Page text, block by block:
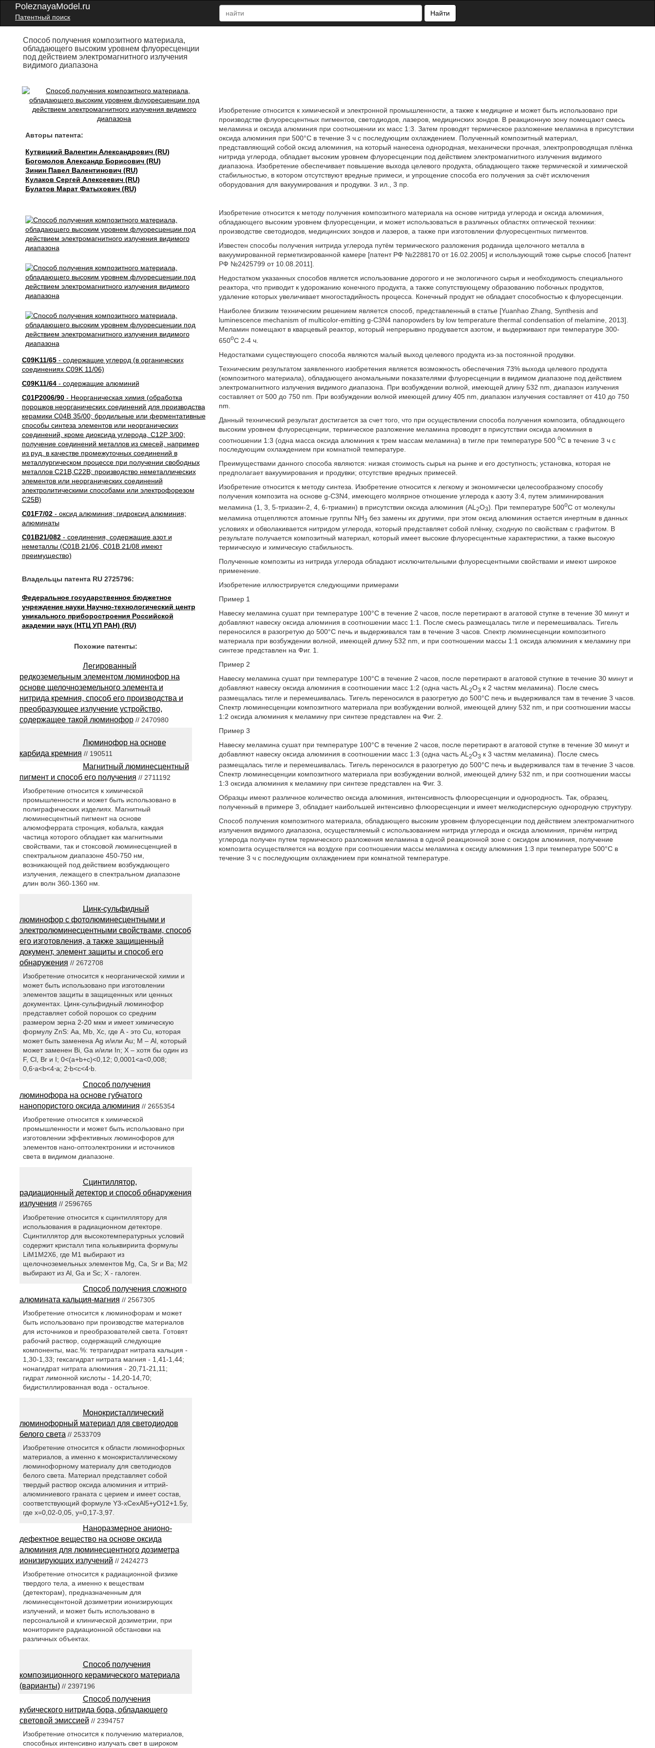
PoleznayaModel.ru
Патентный поиск
Найти
Способ получения композитного материала,
обладающего высоким уровнем флуоресценции
под действием электромагнитного излучения
видимого диапазона
Авторы патента:
Кутвицкий Валентин Александрович (RU)
Богомолов Александр Борисович (RU)
Зинин Павел Валентинович (RU)
Кулаков Сергей Алексеевич (RU)
Булатов Марат Фатыхович (RU)
C09K11/65- содержащие углерод (в органических
соединениях C09K 11/06)
C09K11/64- содержащие алюминий
C01P2006/90- Неорганическая химия (обработка
порошков неорганических соединений для производства
керамики C04B 35/00; бродильные или ферментативные
способы синтеза элементов или неорганических
соединений, кроме диоксида углерода, C12P 3/00;
получение соединений металлов из смесей, например
из руд, в качестве промежуточных соединений в
металлургическом процессе при получении свободных
металлов C21B,C22B; производство неметаллических
элементов или неорганических соединений
электролитическими способами или электрофорезом
C25B)
C01F7/02- оксид алюминия; гидроксид алюминия;
алюминаты
C01B21/082- соединения, содержащие азот и
неметаллы (C01B 21/06, C01B 21/08 имеют
преимущество)
Владельцы патента RU 2725796:
Федеральное государственное бюджетное
учреждение науки Научно-технологический центр
уникального приборостроения Российской
академии наук (НТЦ УП РАН) (RU)
Изобретение относится к химической и электронной промышленности, а также к медицине и может быть использовано при
производстве флуоресцентных пигментов, светодиодов, лазеров, медицинских зондов. В реакционную зону помещают смесь
меламина и оксида алюминия при соотношении их масс 1:3. Затем проводят термическое разложение меламина в присутствии
оксида алюминия при 500°С в течение 3 ч с последующим охлаждением. Полученный композитный материал,
представляющий собой оксид алюминия, на который нанесена однородная, механически прочная, электропроводящая плёнка
нитрида углерода, обладает высоким уровнем флуоресценции под действием электромагнитного излучения видимого
диапазона. Изобретение обеспечивает повышение выхода целевого продукта, обладающего также термической и химической
стабильностью, в котором отсутствуют вредные примеси, и упрощение способа его получения за счёт исключения
оборудования для вакуумирования и продувки. 3 ил., 3 пр.
Изобретение относится к методу получения композитного материала на основе нитрида углерода и оксида алюминия,
обладающего высоким уровнем флуоресценции, и может использоваться в различных областях оптической техники:
производстве светодиодов, медицинских зондов и лазеров, а также при изготовлении флуоресцентных пигментов.
Известен способы получения нитрида углерода путём термического разложения роданида щелочного металла в
вакуумированной герметизированной камере [патент РФ №2288170 от 16.02.2005] и использующий тоже сырье способ [патент
РФ №2425799 от 10.08.2011].
Недостатком указанных способов является использование дорогого и не экологичного сырья и необходимость специального
реактора, что приводит к удорожанию конечного продукта, а также сопутствующему образованию побочных продуктов,
удаление которых увеличивает многостадийность процесса. Конечный продукт не обладает способностью к флуоресценции.
Наиболее близким техническим решением является способ, представленный в статье [Yuanhao Zhang, Synthesis and
luminescence mechanism of multicolor-emitting g-C3N4 nanopowders by low temperature thermal condensation of melamine, 2013].
Меламин помещают в кварцевый реактор, который непрерывно продувается азотом, и выдерживают при температуре 300-
650оС 2-4 ч.
Недостатками существующего способа являются малый выход целевого продукта из-за постоянной продувки.
Техническим результатом заявленного изобретения является возможность обеспечения 73% выхода целевого продукта
(композитного материала), обладающего аномальными показателями флуоресценции в видимом диапазоне под действием
электромагнитного излучения видимого диапазона. При возбуждении волной, имеющей длину 532 nm, диапазон излучения
составляет от 500 до 750 nm. При возбуждении волной имеющей длину 405 nm, диапазон излучения составляет от 410 до 750
nm.
Данный технический результат достигается за счет того, что при осуществлении способа получения композита, обладающего
высоким уровнем флуоресценции, термическое разложение меламина проводят в присутствии оксида алюминия в
соотношении 1:3 (одна масса оксида алюминия к трем массам меламина) в тигле при температуре 500оС в течение 3 ч с
последующим охлаждением при комнатной температуре.
Преимуществами данного способа являются: низкая стоимость сырья на рынке и его доступность; установка, которая не
предполагает вакуумирования и продувки; отсутствие вредных примесей.
Изобретение относится к методу синтеза. Изобретение относится к легкому и экономически целесообразному способу
получения композита на основе g-C3N4, имеющего молярное отношение углерода к азоту 3:4, путем элиминирования
меламина (1, 3, 5-триазин-2, 4, 6-триамин) в присутствии оксида алюминия (AL2O3). При температуре 500оС от молекулы
меламина отщепляются атомные группы NH3 без замены их другими, при этом оксид алюминия остается инертным в данных
условиях и обволакивается нитридом углерода, который представляет собой плёнку, сходную по свойствам с графитом. В
результате получается композитный материал, который имеет высокие флуоресцентные характеристики, а также высокую
термическую и химическую стабильность.
Полученные композиты из нитрида углерода обладают исключительными флуоресцентными свойствами и имеют широкое
применение.
Изобретение иллюстрируется следующими примерами
Пример 1
Навеску меламина сушат при температуре 100°С в течение 2 часов, после перетирают в агатовой ступке в течение 30 минут и
добавляют навеску оксида алюминия в соотношении масс 1:1. После смесь размещалась тигле и перемешивалась. Тигель
переносился в разогретую до 500°С печь и выдерживался там в течение 3 часов. Спектр люминесценции композитного
материала при возбуждении волной, имеющей длину 532 nm, и при соотношении массы 1:1 оксида алюминия к меламину при
синтезе представлен на Фиг. 1.
Пример 2
Навеску меламина сушат при температуре 100°С в течение 2 часов, после перетирают в агатовой ступкие в течение 30 минут и
добавляют навеску оксида алюминия в соотношении масс 1:2 (одна часть AL2O3 к 2 частям меламина). После смесь
размещалась тигле и перемешивалась. Тигель переносился в разогретую до 500°С печь и выдерживался там в течение 3 часов.
Спектр люминесценции композитного материала при возбуждении волной, имеющей длину 532 nm, и при соотношении массы
1:2 оксида алюминия к меламину при синтезе представлен на Фиг. 2.
Пример 3
Навеску меламина сушат при температуре 100°С в течение 2 часов, после перетирают в агатовой ступке в течение 30 минут и
добавляют навеску оксида алюминия в соотношении масс 1:3 (одна часть AL2O3 к 3 частям меламина). После смесь
размещалась тигле и перемешивалась. Тигель переносился в разогретую до 500°С печь и выдерживался там в течение 3 часов.
Спектр люминесценции композитного материала при возбуждении волной, имеющей длину 532 nm, и при соотношении массы
1:3 оксида алюминия к меламину при синтезе представлен на Фиг. 3.
Образцы имеют различное количество оксида алюминия, интенсивность флюоресценции и однородность. Так, образец,
полученный в примере 3, обладает наибольшей интенсивно флюоресценции и имеет мелкодисперсную однородную структуру.
Способ получения композитного материала, обладающего высоким уровнем флуоресценции под действием электромагнитного
излучения видимого диапазона, осуществляемый с использованием нитрида углерода и оксида алюминия, причём нитрид
углерода получен путем термического разложения меламина в одной реакционной зоне с оксидом алюминия, получение
композита осуществляется на воздухе при соотношении массы меламина к оксиду алюминия 1:3 при температуре 500°С в
течение 3 ч с последующим охлаждением при комнатной температуре.
Похожие патенты:
Легированный
редкоземельным элементом люминофор на
основе щелочноземельного элемента и
нитрида кремния, способ его производства и
преобразующее излучение устройство,
содержащее такой люминофор// 2470980
Люминофор на основе
карбида кремния // 190511
Магнитный люминесцентный
пигмент и способ его получения // 2711192
Изобретение относится к химической
промышленности и может быть использовано в
полиграфических изделиях. Магнитный
люминесцентный пигмент на основе
алюмоферрата стронция, кобальта, каждая
частица которого обладает как магнитными
свойствами, так и стоксовой люминесценцией в
спектральном диапазоне 450-750 нм,
возникающей под действием возбуждающего
излучения, лежащего в спектральном диапазоне
длин волн 360-1360 нм.
Цинк-сульфидный
люминофор с фотолюминесцентными и
электролюминесцентными свойствами, способ
его изготовления, а также защищенный
документ, элемент защиты и способ его
обнаружения // 2672708
Изобретение относится к неорганической химии и
может быть использовано при изготовлении
элементов защиты в защищенных или ценных
документах. Цинк-сульфидный люминофор
представляет собой порошок со средним
размером зерна 2-20 мкм и имеет химическую
формулу ZnS: Аа, Mb, Xc, где А - это Cu, которая
может быть заменена Ag и/или Au; М – Al, который
может заменен Bi, Ga и/или In; X – хотя бы один из
F, Cl, Br и I; 0<(a+b+c)<0,12; 0,0001<a<0,008;
0,6⋅а<b<4⋅а; 2⋅b<с<4⋅b.
Способ получения
люминофора на основе губчатого
нанопористого оксида алюминия // 2655354
Изобретение относится к химической
промышленности и может быть использовано при
изготовлении эффективных люминофоров для
элементов нано-оптоэлектроники и источников
света в видимом диапазоне.
Сцинтиллятор,
радиационный детектор и способ обнаружения
излучения // 2596765
Изобретение относится к сцинтиллятору для
использования в радиационном детекторе.
Сцинтиллятор для высокотемпературных условий
содержит кристалл типа кольквириита формулы
LiM1M2X6, где M1 выбирают из
щелочноземельных элементов Mg, Ca, Sr и Ba; M2
выбирают из Al, Ga и Sc; X - галоген.
Способ получения сложного
алюмината кальция-магния // 2567305
Изобретение относится к люминофорам и может
быть использовано при производстве материалов
для источников и преобразователей света. Готовят
рабочий раствор, содержащий следующие
компоненты, мас.%: тетрагидрат нитрата кальция -
1,30-1,33; гексагидрат нитрата магния - 1,41-1,44;
нонагидрат нитрата алюминия - 20,71-21,11;
гидрат лимонной кислоты - 14,20-14,70;
бидистиллированная вода - остальное.
Монокристаллический
люминофорный материал для светодиодов
белого света // 2533709
Изобретение относится к области люминофорных
материалов, а именно к монокристаллическому
люминофорному материалу для светодиодов
белого света. Материал представляет собой
твердый раствор оксида алюминия и иттрий-
алюминиевого граната с церием и имеет состав,
соответствующий формуле Y3-xCexAl5+yO12+1.5y,
где x=0,02-0,05, y=0,17-3,97.
Наноразмерное анионо-
дефектное вещество на основе оксида
алюминия для люминесцентного дозиметра
ионизирующих излучений // 2424273
Изобретение относится к радиационной физике
твердого тела, а именно к веществам
(детекторам), предназначенным для
люминесцентоной дозиметрии ионизирующих
излучений, и может быть использовано в
персональной и клинической дозиметрии, при
мониторинге радиационной обстановки на
различных объектах.
Способ получения
композиционного керамического материала
(варианты)// 2397196
Способ получения
кубического нитрида бора, обладающего
световой эмиссией // 2394757
Изобретение относится к получению материалов,
способных интенсивно излучать свет в широком